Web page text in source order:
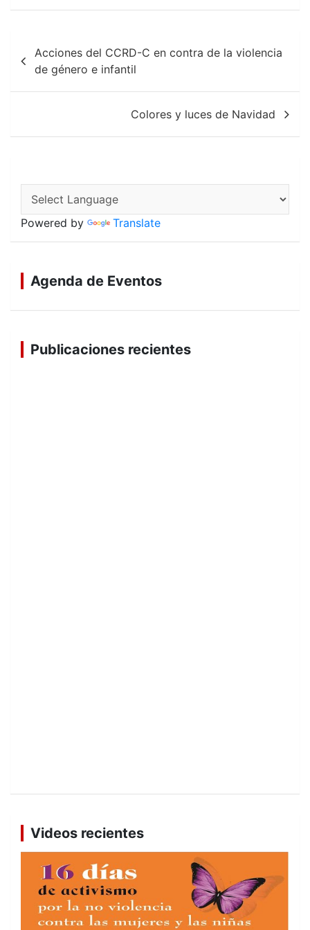
b
k
s
p
l
Navegación
de
entradas
Acciones del CCRD-C en contra de la violencia
de género e infantil
Colores y luces de Navidad
Powered by Translate
Agenda de Eventos
Publicaciones recientes
Videos recientes